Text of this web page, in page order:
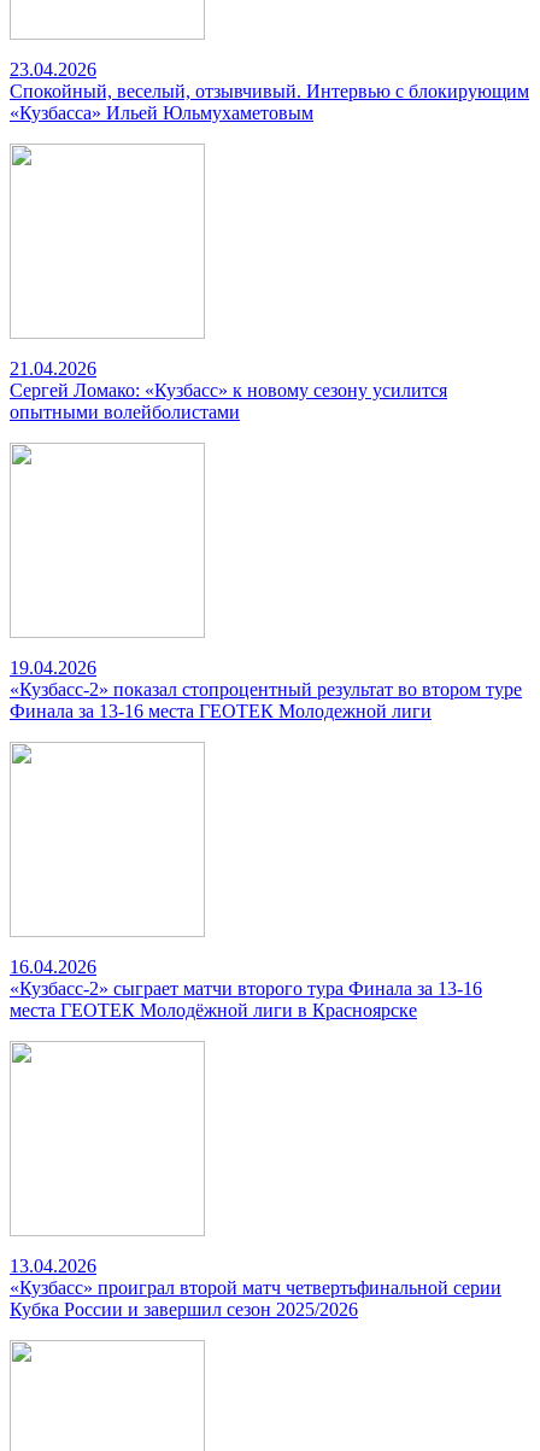
23.04.2026
Спокойный, веселый, отзывчивый. Интервью с блокирующим
«Кузбасса» Ильей Юльмухаметовым
21.04.2026
Сергей Ломако: «Кузбасс» к новому сезону усилится
опытными волейболистами
19.04.2026
«Кузбасс-2» показал стопроцентный результат во втором туре
Финала за 13-16 места ГЕОТЕК Молодежной лиги
16.04.2026
«Кузбасс-2» сыграет матчи второго тура Финала за 13-16
места ГЕОТЕК Молодёжной лиги в Красноярске
13.04.2026
«Кузбасс» проиграл второй матч четвертьфинальной серии
Кубка России и завершил сезон 2025/2026